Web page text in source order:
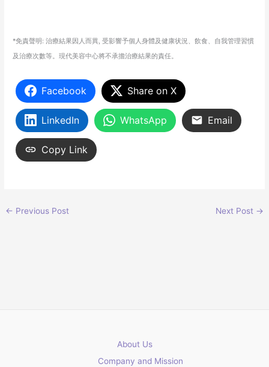
*免責聲明: 治療結果因人而異, 受影響予個人身體及健康状況、飲食、自我管理習慣
及治療次數等。現代美容中心將不承擔治療結果的責任。
Facebook Share on X
LinkedIn WhatsApp Email
Copy Link
← Previous Post Next Post →
About Us
Company and Mission